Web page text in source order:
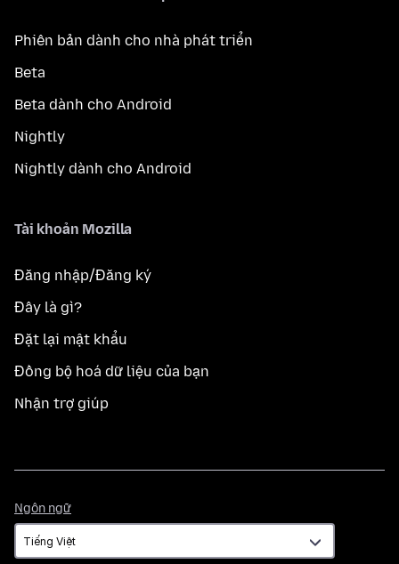
Phiên bản dành cho nhà phát triển
Beta
Beta dành cho Android
Nightly
Nightly dành cho Android
Tài khoản Mozilla
Đăng nhập/Đăng ký
Đây là gì?
Đặt lại mật khẩu
Đồng bộ hoá dữ liệu của bạn
Nhận trợ giúp
Ngôn ngữ
ngữ